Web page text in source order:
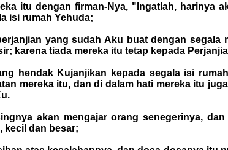
itu dengan firman-Nya, "Ingatlah, harinya
isi rumah Yehuda;
yang sudah Aku buat dengan
karena tiada mereka itu tetap kepada
hendak Kujanjikan kepada segala isi
mereka itu, dan di dalam hati mereka itu
akan mengajar orang senegerinya,
kecil dan besar;